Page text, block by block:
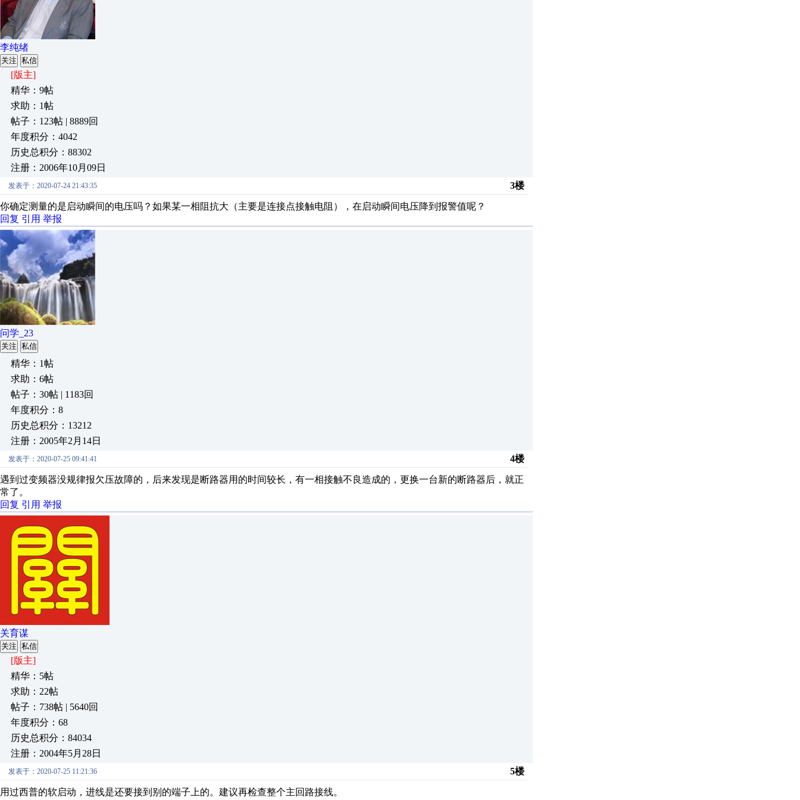
李纯绪
关注 私信
[版主]
精华：9帖
求助：1帖
帖子：123帖 | 8889回
年度积分：4042
历史总积分：88302
注册：2006年10月09日
发表于：2020-07-24 21:43:35 3楼
你确定测量的是启动瞬间的电压吗？如果某一相阻抗大（主要是连接点接触电阻），在启动瞬间电压降到报警值呢？
回复 引用 举报
问学_23
关注 私信
精华：1帖
求助：6帖
帖子：30帖 | 1183回
年度积分：8
历史总积分：13212
注册：2005年2月14日
发表于：2020-07-25 09:41:41 4楼
遇到过变频器没规律报欠压故障的，后来发现是断路器用的时间较长，有一相接触不良造成的，更换一台新的断路器后，就正
常了。
回复 引用 举报
关育谋
关注 私信
[版主]
精华：5帖
求助：22帖
帖子：738帖 | 5640回
年度积分：68
历史总积分：84034
注册：2004年5月28日
发表于：2020-07-25 11:21:36 5楼
用过西普的软启动，进线是还要接到别的端子上的。建议再检查整个主回路接线。